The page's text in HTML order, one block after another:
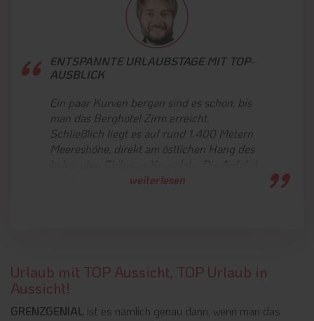
ENTSPANNTE URLAUBSTAGE MIT TOP-
AUSBLICK
Ein paar Kurven bergan sind es schon, bis
man das Berghotel Zirm erreicht.
Schließlich liegt es auf rund 1.400 Metern
Meereshöhe, direkt am östlichen Hang des
bekannten Skibergs Kronplatz. Die Anfahrt
lohnt sich jedoch in jedem Fall. Wegen der
den man hier oben genießt.
möchte, entspannt auf der
weiterlesen
Urlaub mit TOP Aussicht, TOP Urlaub in
Aussicht!
GRENZGENIAL ist es nämlich genau dann, wenn man das